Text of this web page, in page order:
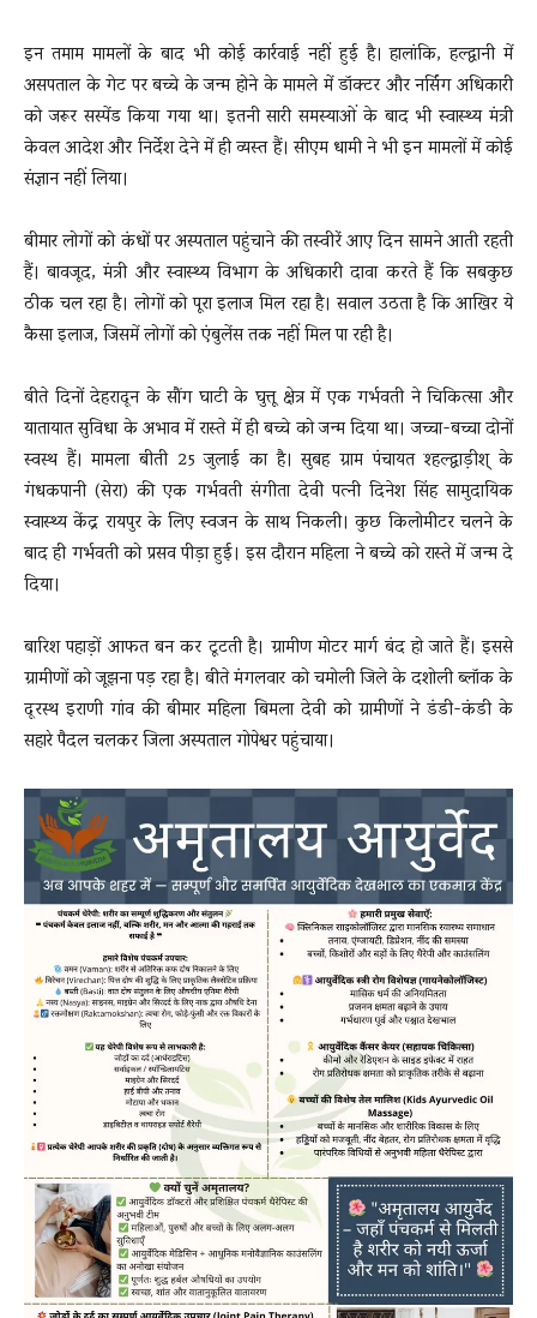
इन तमाम मामलों के बाद भी कोई कार्रवाई नहीं हुई है। हालांकि, हल्द्वानी में
असपताल के गेट पर बच्चे के जन्म होने के मामले में डॉक्टर और नर्सिंग अधिकारी
को जरूर सस्पेंड किया गया था। इतनी सारी समस्याओं के बाद भी स्वास्थ्य मंत्री
केवल आदेश और निर्देश देने में ही व्यस्त हैं। सीएम धामी ने भी इन मामलों में कोई
संज्ञान नहीं लिया।
बीमार लोगों को कंधों पर अस्पताल पहुंचाने की तस्वीरें आए दिन सामने आती रहती
हैं। बावजूद, मंत्री और स्वास्थ्य विभाग के अधिकारी दावा करते हैं कि सबकुछ
ठीक चल रहा है। लोगों को पूरा इलाज मिल रहा है। सवाल उठता है कि आखिर ये
कैसा इलाज, जिसमें लोगों को एंबुलेंस तक नहीं मिल पा रही है।
बीते दिनों देहरादून के सौंग घाटी के घुत्तू क्षेत्र में एक गर्भवती ने चिकित्सा और
यातायात सुविधा के अभाव में रास्ते में ही बच्चे को जन्म दिया था। जच्चा-बच्चा दोनों
स्वस्थ हैं। मामला बीती 25 जुलाई का है। सुबह ग्राम पंचायत श्हल्द्वाड़ीश् के
गंधकपानी (सेरा) की एक गर्भवती संगीता देवी पत्नी दिनेश सिंह सामुदायिक
स्वास्थ्य केंद्र रायपुर के लिए स्वजन के साथ निकली। कुछ किलोमीटर चलने के
बाद ही गर्भवती को प्रसव पीड़ा हुई। इस दौरान महिला ने बच्चे को रास्ते में जन्म दे
दिया।
बारिश पहाड़ों आफत बन कर टूटती है। ग्रामीण मोटर मार्ग बंद हो जाते हैं। इससे
ग्रामीणों को जूझना पड़ रहा है। बीते मंगलवार को चमोली जिले के दशोली ब्‍लॉक के
दूरस्थ इराणी गांव की बीमार महिला बिमला देवी को ग्रामीणों ने डंडी-कंडी के
सहारे पैदल चलकर जिला अस्पताल गोपेश्वर पहुंचाया।